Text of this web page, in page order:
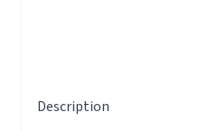
Description